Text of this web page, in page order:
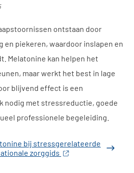
ontstaan door
en piekeren, waardoor inslapen en
Melatonine kan helpen het
maar werkt het best in lage
blijvend effect is een
nodig met stressreductie, goede
professionele begeleiding.
bij stressgerelateerde
zorggids